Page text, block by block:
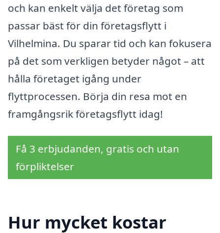
och kan enkelt välja det företag som
passar bäst för din företagsflytt i
Vilhelmina. Du sparar tid och kan fokusera
på det som verkligen betyder något – att
hålla företaget igång under
flyttprocessen. Börja din resa mot en
framgångsrik företagsflytt idag!
Få 3 erbjudanden, gratis och utan
förpliktelser
Hur mycket kostar